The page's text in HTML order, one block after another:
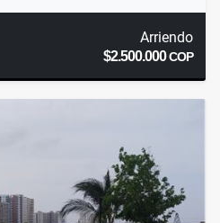
Arriendo
$2.500.000COP